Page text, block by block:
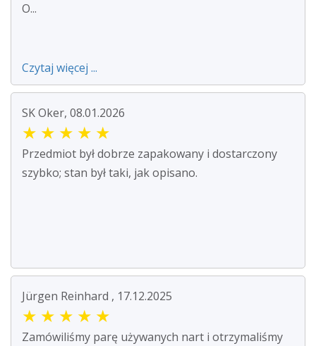
O...
Czytaj więcej ...
SK Oker, 08.01.2026
★ ★ ★ ★ ★
Przedmiot był dobrze zapakowany i dostarczony
szybko; stan był taki, jak opisano.
Jürgen Reinhard , 17.12.2025
★ ★ ★ ★ ★
Zamówiliśmy parę używanych nart i otrzymaliśmy